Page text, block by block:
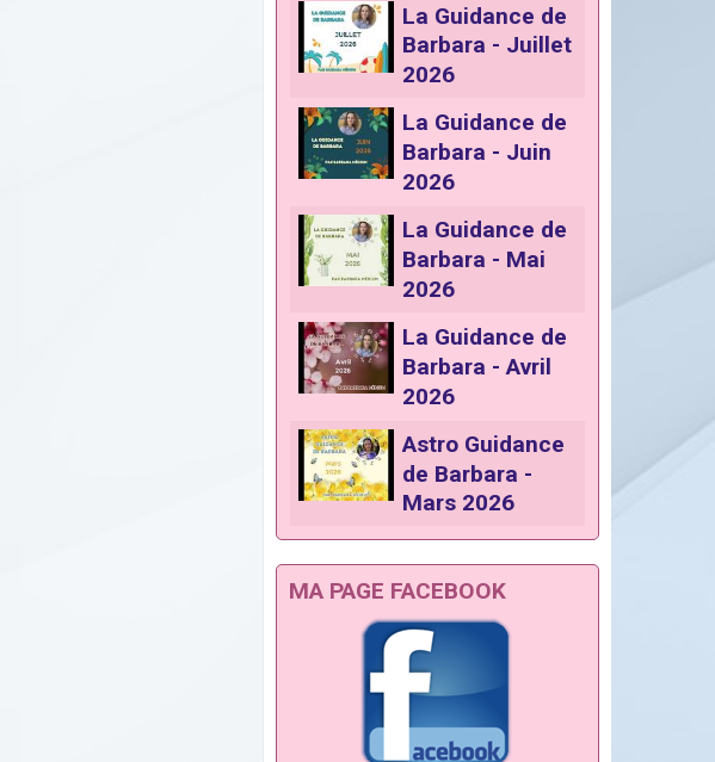
La Guidance de
Barbara - Juillet
2026
La Guidance de
Barbara - Juin
2026
La Guidance de
Barbara - Mai
2026
La Guidance de
Barbara - Avril
2026
Astro Guidance
de Barbara -
Mars 2026
MA PAGE FACEBOOK